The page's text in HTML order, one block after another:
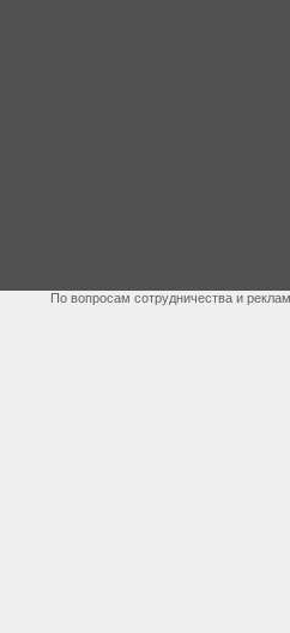
По вопросам сотрудничества и